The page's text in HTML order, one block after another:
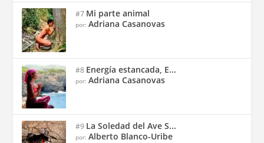
#7 Mi parte animal
por:Adriana Casanovas
#8 Energía estancada, E...
por:Adriana Casanovas
#9 La Soledad del Ave S...
por:Alberto Blanco-Uribe